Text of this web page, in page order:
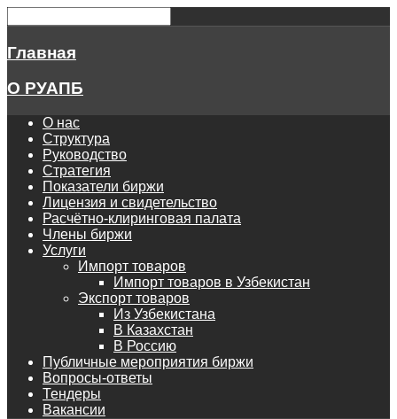
Главная
О РУАПБ
О нас
Структура
Руководство
Стратегия
Показатели биржи
Лицензия и свидетельство
Расчётно-клиринговая палата
Члены биржи
Услуги
Импорт товаров
Импорт товаров в Узбекистан
Экспорт товаров
Из Узбекистана
В Казахстан
В Россию
Публичные мероприятия биржи
Вопросы-ответы
Тендеры
Вакансии